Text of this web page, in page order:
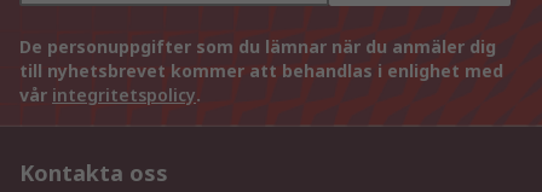
De personuppgifter som du lämnar när du anmäler dig
till nyhetsbrevet kommer att behandlas i enlighet med
vår integritetspolicy.
Kontakta oss